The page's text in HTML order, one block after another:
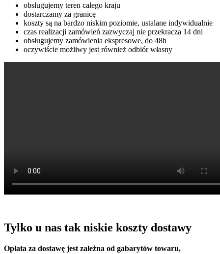
obsługujemy teren całego kraju
dostarczamy za granicę
koszty są na bardzo niskim poziomie, ustalane indywidualnie
czas realizacji zamówień zazwyczaj nie przekracza 14 dni
obsługujemy zamówienia ekspresowe, do 48h
oczywiście możliwy jest również odbiór własny
Tylko u nas tak niskie koszty dostawy
Opłata za dostawę jest zależna od gabarytów towaru,